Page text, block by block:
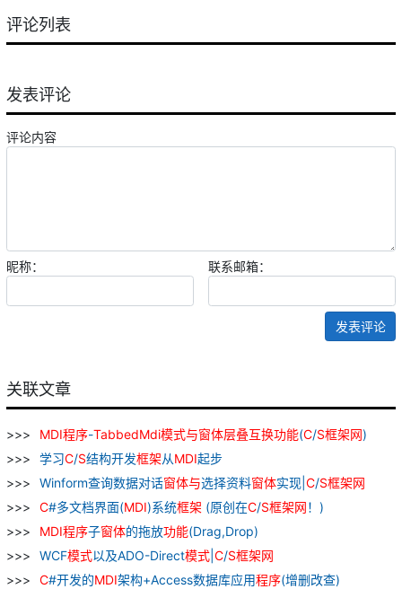
评论列表
发表评论
评论内容
昵称： 联系邮箱：
发表评论
关联文章
MDI程序-TabbedMdi模式与窗体层叠互换功能(C/S框架网)
学习C/S结构开发框架从MDI起步
Winform查询数据对话窗体与选择资料窗体实现| C/S框架网
C#多文档界面(MDI)系统框架 (原创在C/S框架网！)
MDI程序子窗体的拖放功能(Drag,Drop)
WCF模式以及ADO-Direct模式 C/S框架网
C#开发的MDI架构+Access数据库应用程序(增删改查)